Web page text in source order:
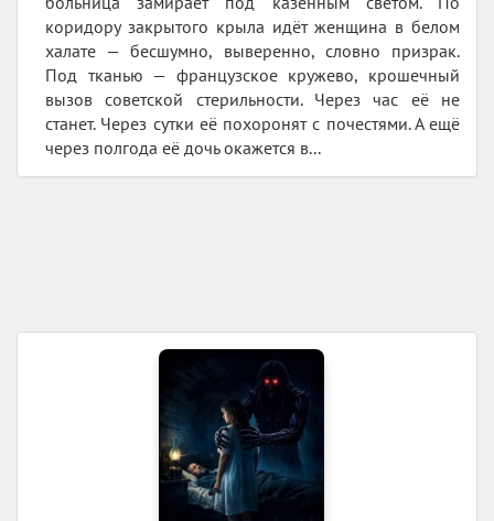
коридору закрытого крыла идёт женщина в белом
халате — бесшумно, выверенно, словно призрак.
Под тканью — французское кружево, крошечный
вызов советской стерильности. Через час её не
станет. Через сутки её похоронят с почестями. А ещё
через полгода её дочь окажется в...